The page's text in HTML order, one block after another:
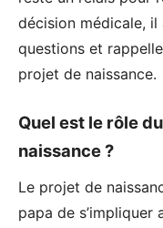
décision médicale,
questions et
projet de naissance.
Quel est le rôle
naissance ?
Le projet de
papa de